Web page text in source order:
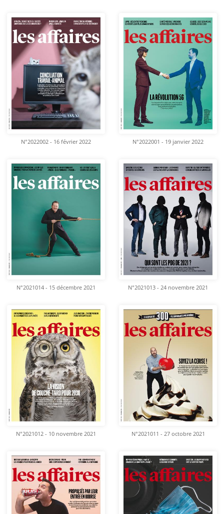
N°2022002 - 16 février 2022 N°2022001 - 19 janvier 2022
N°2021014 - 15 décembre 2021 N°2021013 - 24 novembre 2021
N°2021012 - 10 novembre 2021 N°2021011 - 27 octobre 2021